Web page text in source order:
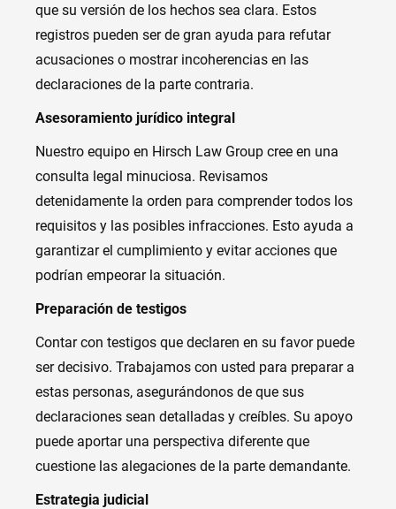
que su versión de los hechos sea clara. Estos
registros pueden ser de gran ayuda para refutar
acusaciones o mostrar incoherencias en las
declaraciones de la parte contraria.
Asesoramiento jurídico integral
Nuestro equipo en Hirsch Law Group cree en una
consulta legal minuciosa. Revisamos
detenidamente la orden para comprender todos los
requisitos y las posibles infracciones. Esto ayuda a
garantizar el cumplimiento y evitar acciones que
podrían empeorar la situación.
Preparación de testigos
Contar con testigos que declaren en su favor puede
ser decisivo. Trabajamos con usted para preparar a
estas personas, asegurándonos de que sus
declaraciones sean detalladas y creíbles. Su apoyo
puede aportar una perspectiva diferente que
cuestione las alegaciones de la parte demandante.
Estrategia judicial